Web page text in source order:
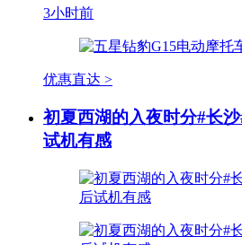
3小时前
优惠直达 >
初夏西湖的入夜时分#长
试机有感